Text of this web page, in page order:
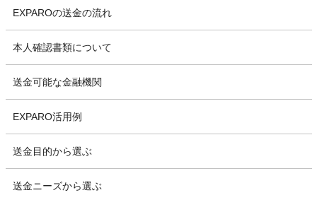
EXPAROの送金の流れ
本人確認書類について
送金可能な金融機関
EXPARO活用例
送金目的から選ぶ
送金ニーズから選ぶ